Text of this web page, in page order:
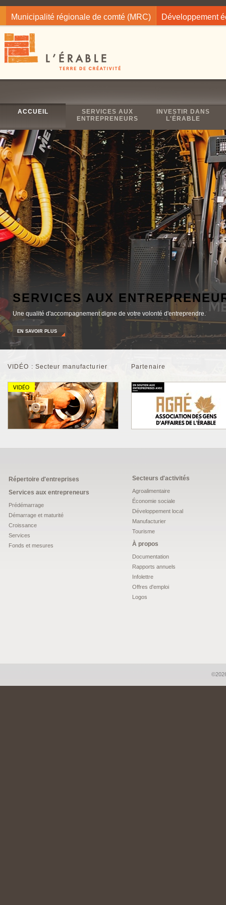
Municipalité régionale de comté (MRC) Développement
ACCUEIL
SERVICES AUX
ENTREPRENEURS
INVESTIR DANS
L'ÉRABLE
SERVICES AUX
Une qualité d'accompagnement digne de votre volonté d'entreprendre.
EN SAVOIR PLUS
VIDÉO : Secteur manufacturier Partenaire
Répertoire d'entreprises
Services aux entrepreneurs
Prédémarrage
Démarrage et maturité
Croissance
Services
Fonds et mesures
Secteurs d'activités
Agroalimentaire
Économie sociale
Développement local
Manufacturier
Tourisme
À propos
Documentation
Rapports annuels
Infolettre
Offres d'emploi
Logos